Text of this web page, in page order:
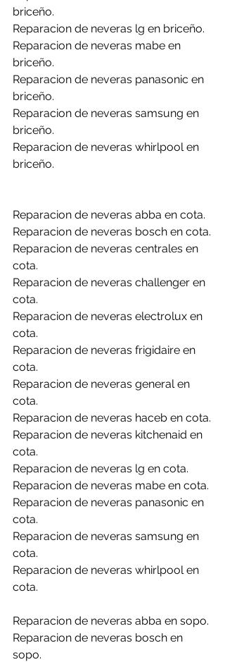
briceño.
Reparacion de neveras lg en briceño.
Reparacion de neveras mabe en
briceño.
Reparacion de neveras panasonic en
briceño.
Reparacion de neveras samsung en
briceño.
Reparacion de neveras whirlpool en
briceño.
Reparacion de neveras abba en cota.
Reparacion de neveras bosch en cota.
Reparacion de neveras centrales en
cota.
Reparacion de neveras challenger en
cota.
Reparacion de neveras electrolux en
cota.
Reparacion de neveras frigidaire en
cota.
Reparacion de neveras general en
cota.
Reparacion de neveras haceb en cota.
Reparacion de neveras kitchenaid en
cota.
Reparacion de neveras lg en cota.
Reparacion de neveras mabe en cota.
Reparacion de neveras panasonic en
cota.
Reparacion de neveras samsung en
cota.
Reparacion de neveras whirlpool en
cota.
Reparacion de neveras abba en sopo.
Reparacion de neveras bosch en
sopo.